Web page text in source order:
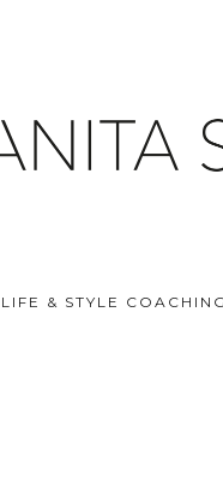
& STYLE COACHING